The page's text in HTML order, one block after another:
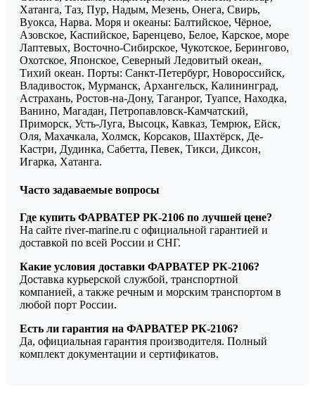
Хатанга, Таз, Пур, Надым, Мезень, Онега, Свирь,
Вуокса, Нарва. Моря и океаны: Балтийское, Чёрное,
Азовское, Каспийское, Баренцево, Белое, Карское, море
Лаптевых, Восточно-Сибирское, Чукотское, Берингово,
Охотское, Японское, Северный Ледовитый океан,
Тихий океан. Порты: Санкт-Петербург, Новороссийск,
Владивосток, Мурманск, Архангельск, Калининград,
Астрахань, Ростов-на-Дону, Таганрог, Туапсе, Находка,
Ванино, Магадан, Петропавловск-Камчатский,
Приморск, Усть-Луга, Высоцк, Кавказ, Темрюк, Ейск,
Оля, Махачкала, Холмск, Корсаков, Шахтёрск, Де-
Кастри, Дудинка, Сабетта, Певек, Тикси, Диксон,
Игарка, Хатанга.
Часто задаваемые вопросы
Где купить ФАРВАТЕР РК-2106 по лучшей цене?
На сайте river-marine.ru с официальной гарантией и
доставкой по всей России и СНГ.
Какие условия доставки ФАРВАТЕР РК-2106?
Доставка курьерской службой, транспортной
компанией, а также речным и морским транспортом в
любой порт России.
Есть ли гарантия на ФАРВАТЕР РК-2106?
Да, официальная гарантия производителя. Полный
комплект документации и сертификатов.